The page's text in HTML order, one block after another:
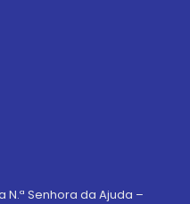
Senhora da Ajuda –